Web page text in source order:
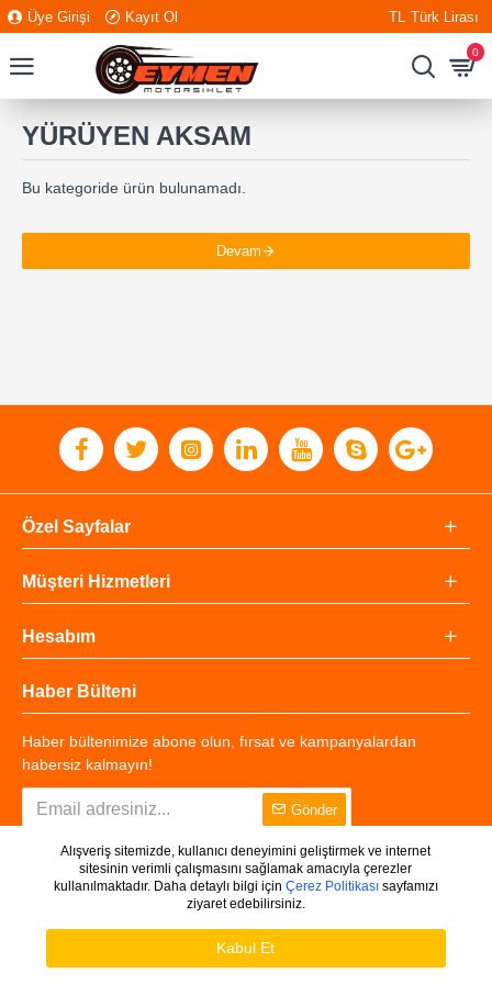
Üye Girişi Kayıt Ol TL Türk Lirası
0
YÜRÜYEN AKSAM
Bu kategoride ürün bulunamadı.
Devam
Özel Sayfalar
Müşteri Hizmetleri
Hesabım
Haber Bülteni
Haber bültenimize abone olun, fırsat ve kampanyalardan
habersiz kalmayın!
Gönder
Copyright © 2025 - Tüm Hakları Saklıdır.
Alışveriş sitemizde, kullanıcı deneyimini geliştirmek ve internet
sitesinin verimli çalışmasını sağlamak amacıyla çerezler
kullanılmaktadır. Daha detaylı bilgi için Çerez Politikasısayfamızı
ziyaret edebilirsiniz.
Kabul Et
Ürünleri Filtrele